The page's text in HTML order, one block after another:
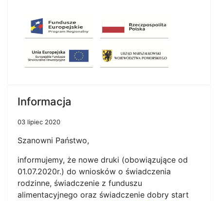
Informacja
03 lipiec 2020
Szanowni Państwo,
informujemy, że nowe druki (obowiązujące od
01.07.2020r.) do wniosków o świadczenia
rodzinne, świadczenie z funduszu
alimentacyjnego oraz świadczenie dobry start